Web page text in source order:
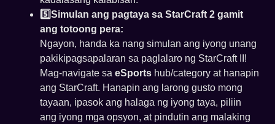
5️⃣Simulan ang pagtaya sa StarCraft 2 gamit
ang totoong pera:
Ngayon, handa ka nang simulan ang iyong unang
pakikipagsapalaran sa paglalaro ng StarCraft II!
Mag-navigate sa eSports hub/category at hanapin
ang StarCraft. Hanapin ang larong gusto mong
tayaan, ipasok ang halaga ng iyong taya, piliin
ang iyong mga opsyon, at pindutin ang malaking